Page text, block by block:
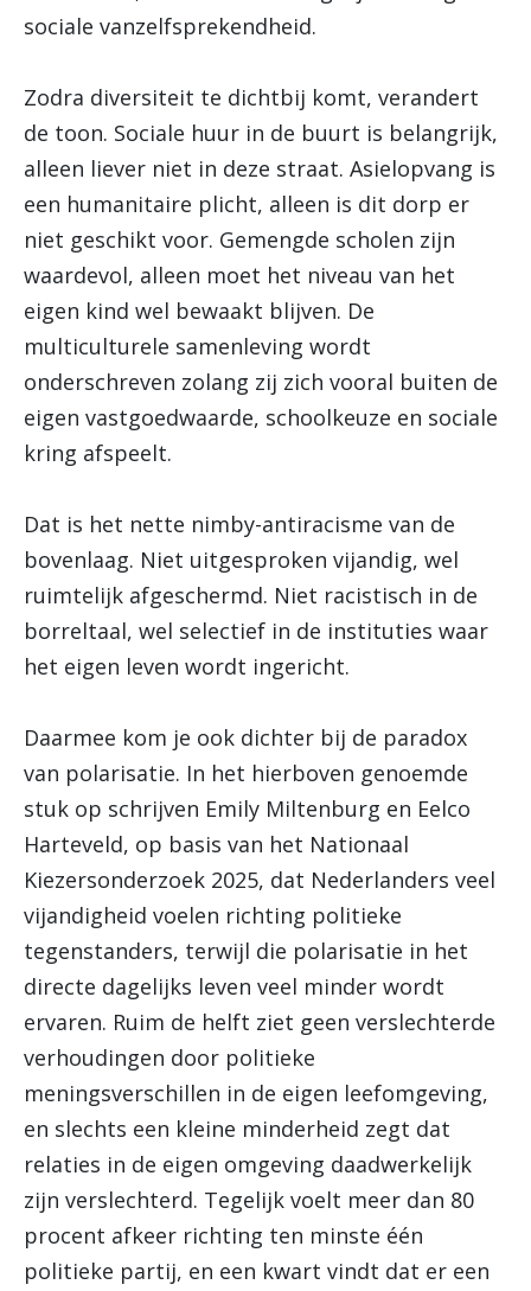
sociale vanzelfsprekendheid.
Zodra diversiteit te dichtbij komt, verandert
de toon. Sociale huur in de buurt is belangrijk,
alleen liever niet in deze straat. Asielopvang is
een humanitaire plicht, alleen is dit dorp er
niet geschikt voor. Gemengde scholen zijn
waardevol, alleen moet het niveau van het
eigen kind wel bewaakt blijven. De
multiculturele samenleving wordt
onderschreven zolang zij zich vooral buiten de
eigen vastgoedwaarde, schoolkeuze en sociale
kring afspeelt.
Dat is het nette nimby-antiracisme van de
bovenlaag. Niet uitgesproken vijandig, wel
ruimtelijk afgeschermd. Niet racistisch in de
borreltaal, wel selectief in de instituties waar
het eigen leven wordt ingericht.
Daarmee kom je ook dichter bij de paradox
van polarisatie. In het hierboven genoemde
stuk op schrijven Emily Miltenburg en Eelco
Harteveld, op basis van het Nationaal
Kiezersonderzoek 2025, dat Nederlanders veel
vijandigheid voelen richting politieke
tegenstanders, terwijl die polarisatie in het
directe dagelijks leven veel minder wordt
ervaren. Ruim de helft ziet geen verslechterde
verhoudingen door politieke
meningsverschillen in de eigen leefomgeving,
en slechts een kleine minderheid zegt dat
relaties in de eigen omgeving daadwerkelijk
zijn verslechterd. Tegelijk voelt meer dan 80
procent afkeer richting ten minste één
politieke partij, en een kwart vindt dat er een